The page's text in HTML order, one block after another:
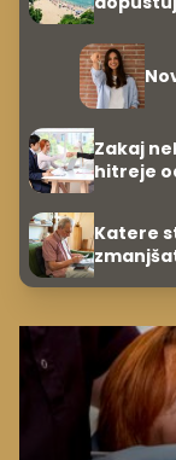
Zakaj
hitreje
Katere